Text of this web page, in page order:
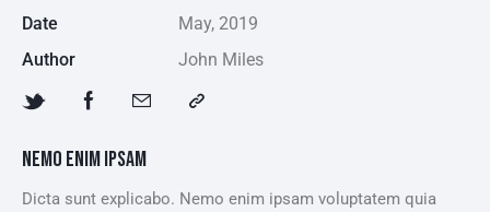
NEMO ENIM IPSAM
Dicta sunt explicabo. Nemo enim ipsam voluptatem quia
Date
May, 2019
Author
John Miles